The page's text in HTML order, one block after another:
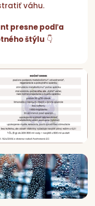
váhu.
presne podľa
štýlu 👇